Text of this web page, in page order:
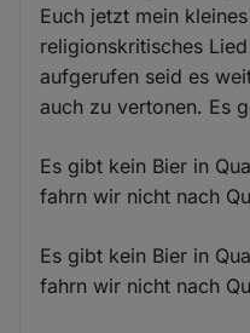
Euch jetzt mein
religionskritisches
aufgerufen seid es
auch zu vertonen. Es
Es gibt kein Bier in
fahrn wir nicht nach
Es gibt kein Bier in
fahrn wir nicht nach